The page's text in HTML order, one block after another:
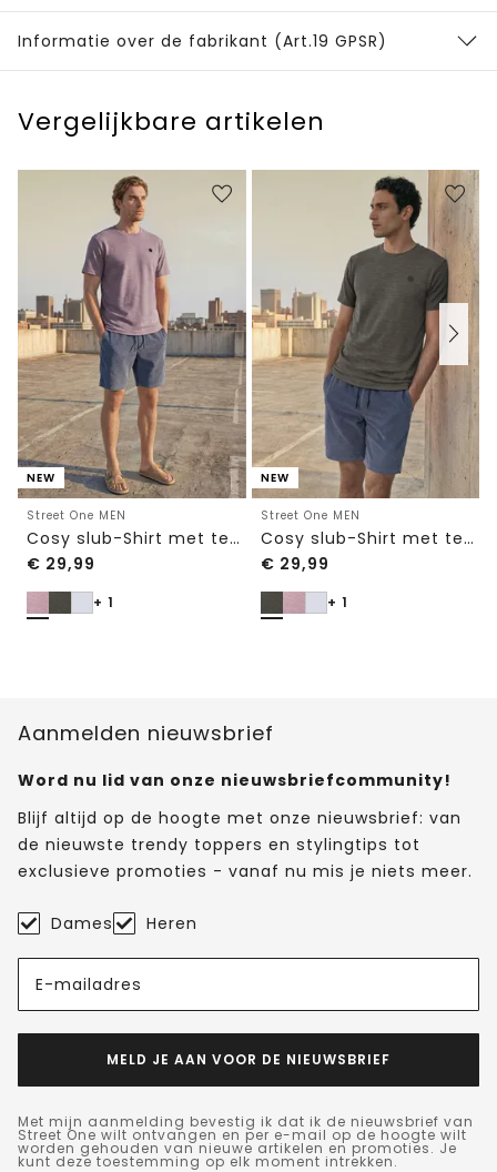
Informatie over de fabrikant (Art.19 GPSR)
Vergelijkbare artikelen
NEW
Street One MEN
Cosy slub-Shirt met textuur
€ 29,99
+ 1
NEW
Street One MEN
Cosy slub-Shirt met textuur
€ 29,99
+ 1
Aanmelden nieuwsbrief
Word nu lid van onze nieuwsbriefcommunity!
Blijf altijd op de hoogte met onze nieuwsbrief: van
de nieuwste trendy toppers en stylingtips tot
exclusieve promoties - vanaf nu mis je niets meer.
Dames Heren
E-mailadres
MELD JE AAN VOOR DE NIEUWSBRIEF
Met mijn aanmelding bevestig ik dat ik de nieuwsbrief van
Street One wilt ontvangen en per e-mail op de hoogte wilt
worden gehouden van nieuwe artikelen en promoties. Je
kunt deze toestemming op elk moment intrekken.